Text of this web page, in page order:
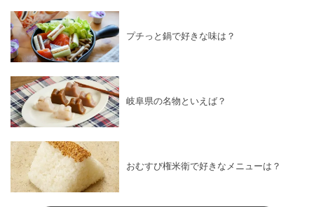
プチっと鍋で好きな味は？
岐阜県の名物といえば？
おむすび権米衛で好きなメニューは？